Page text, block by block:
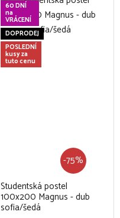
60 DNÍ
na
VRÁCENÍ
DOPRODEJ
POSLEDNÍ
kusy za
tuto cenu
-75%
Studentská postel
100x200 Magnus - dub
sofia/šedá